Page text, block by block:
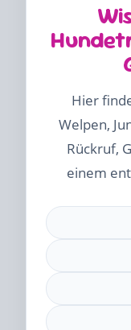
Hier
Welpen,
Rückruf,
einem